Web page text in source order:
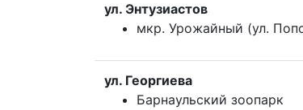
ул. Энтузиастов
мкр. Урожайный (ул.
ул. Георгиева
Барнаульский зоопарк